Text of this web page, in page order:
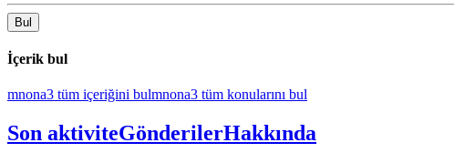
Bul
İçerik bul
mnona3 tüm içeriğini bulmnona3 tüm konularını bul
Son aktiviteGönderilerHakkında